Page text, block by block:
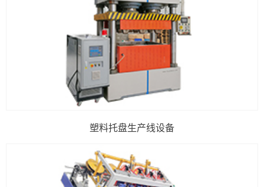
塑料托盘生产线设备